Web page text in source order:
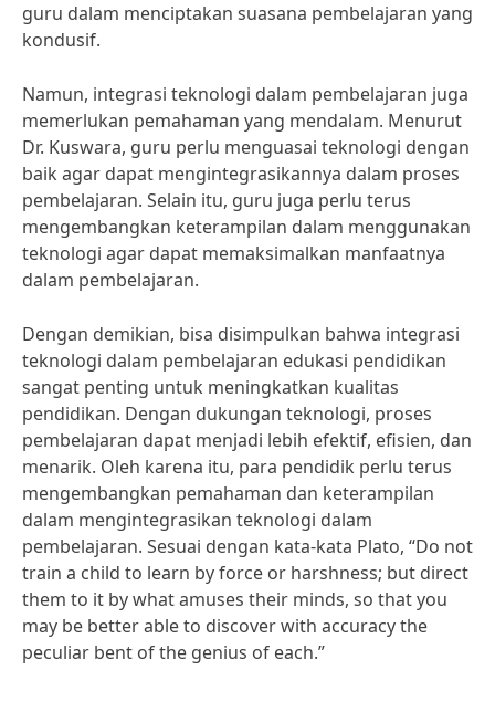
guru dalam menciptakan suasana pembelajaran yang
kondusif.
Namun, integrasi teknologi dalam pembelajaran juga
memerlukan pemahaman yang mendalam. Menurut
Dr. Kuswara, guru perlu menguasai teknologi dengan
baik agar dapat mengintegrasikannya dalam proses
pembelajaran. Selain itu, guru juga perlu terus
mengembangkan keterampilan dalam menggunakan
teknologi agar dapat memaksimalkan manfaatnya
dalam pembelajaran.
Dengan demikian, bisa disimpulkan bahwa integrasi
teknologi dalam pembelajaran edukasi pendidikan
sangat penting untuk meningkatkan kualitas
pendidikan. Dengan dukungan teknologi, proses
pembelajaran dapat menjadi lebih efektif, efisien, dan
menarik. Oleh karena itu, para pendidik perlu terus
mengembangkan pemahaman dan keterampilan
dalam mengintegrasikan teknologi dalam
pembelajaran. Sesuai dengan kata-kata Plato, “Do not
train a child to learn by force or harshness; but direct
them to it by what amuses their minds, so that you
may be better able to discover with accuracy the
peculiar bent of the genius of each.”